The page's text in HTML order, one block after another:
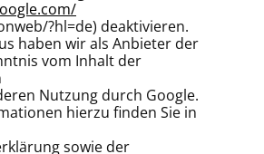
?hl=de) deaktivieren.
haben wir als Anbieter der
vom Inhalt der
Nutzung durch Google.
hierzu finden Sie in
sowie der